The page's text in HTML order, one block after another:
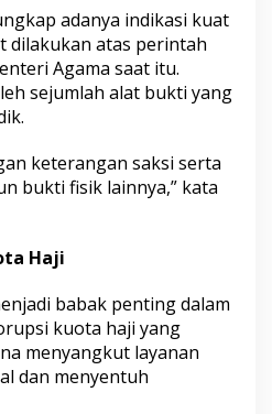
adanya indikasi kuat
dilakukan atas perintah
Agama saat itu.
sejumlah alat bukti yang
keterangan saksi serta
bukti fisik lainnya,” kata
Haji
babak penting dalam
kuota haji yang
menyangkut layanan
dan menyentuh